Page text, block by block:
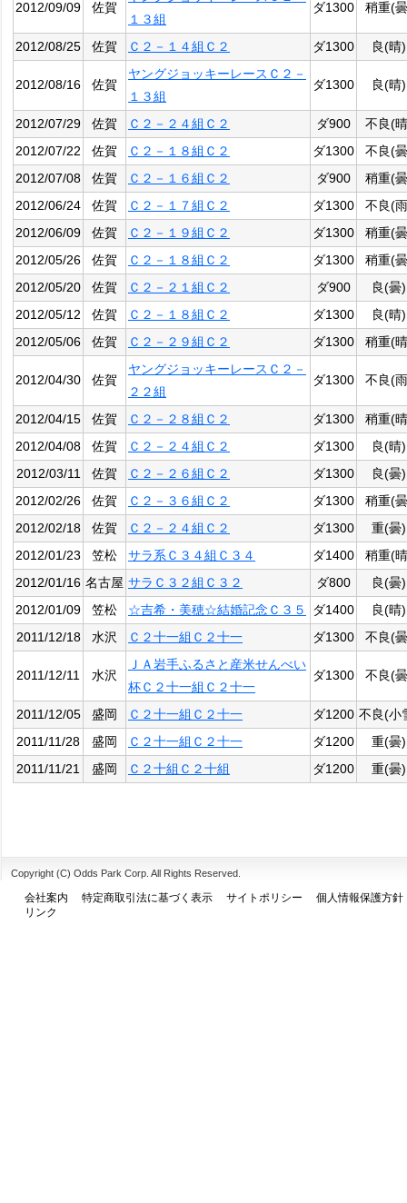
2012/09/09 佐賀
１３組
ダ1300 稍重(
2012/08/25 佐賀 Ｃ２－１４組Ｃ２ ダ1300 良(晴)
2012/08/16 佐賀
ヤングジョッキーレースＣ２－
１３組
ダ1300 良(晴)
2012/07/29 佐賀 Ｃ２－２４組Ｃ２ ダ900
不良(
2012/07/22
佐賀 Ｃ２－１８組Ｃ２ ダ1300
不良(
2012/07/08
佐賀 Ｃ２－１６組Ｃ２ ダ900
稍重(
2012/06/24
佐賀 Ｃ２－１７組Ｃ２ ダ1300
不良(
2012/06/09
佐賀 Ｃ２－１９組Ｃ２ ダ1300
稍重(
2012/05/26
佐賀 Ｃ２－１８組Ｃ２ ダ1300
稍重(
2012/05/20
佐賀 Ｃ２－２１組Ｃ２ ダ900
良(曇)
2012/05/12
佐賀 Ｃ２－１８組Ｃ２ ダ1300
良(晴)
2012/05/06
佐賀 Ｃ２－２９組Ｃ２ ダ1300 稍重(
2012/04/30 佐賀
ヤングジョッキーレースＣ２－
２２組
ダ1300 不良(
2012/04/15 佐賀 Ｃ２－２８組Ｃ２ ダ1300
稍重(
2012/04/08
佐賀 Ｃ２－２４組Ｃ２ ダ1300
良(晴)
2012/03/11
佐賀 Ｃ２－２６組Ｃ２ ダ1300
良(曇)
2012/02/26
佐賀 Ｃ２－３６組Ｃ２ ダ1300
稍重(
2012/02/18
佐賀 Ｃ２－２４組Ｃ２ ダ1300
重(曇)
2012/01/23
笠松 サラ系Ｃ３４組Ｃ３４ ダ1400
稍重(
2012/01/16 名古屋 サラＣ３２組Ｃ３２ ダ800
良(曇)
2012/01/09
笠松 ☆吉希・美穂☆結婚記念Ｃ３５ ダ1400
良(晴)
2011/12/18
水沢 Ｃ２十一組Ｃ２十一 ダ1300 不良(
2011/12/11 水沢
ＪＡ岩手ふるさと産米せんべい
杯Ｃ２十一組Ｃ２十一
ダ1300 不良(
2011/12/05 盛岡 Ｃ２十一組Ｃ２十一 ダ1200 不良(小
2011/11/28
盛岡 Ｃ２十一組Ｃ２十一 ダ1200
重(曇)
2011/11/21
盛岡 Ｃ２十組Ｃ２十組 ダ1200 重(曇)
Copyright (C) Odds Park Corp. All Rights Reserved.
会社案内 特定商取引法に基づく表示 サイトポリシー
個人情報保護方針
リンク